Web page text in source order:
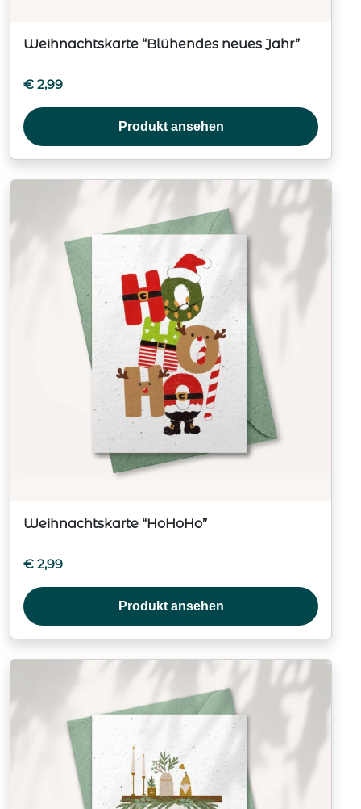
Weihnachtskarte “Blühendes neues Jahr”
€ 2,99
Produkt ansehen
Weihnachtskarte “HoHoHo”
€ 2,99
Produkt ansehen